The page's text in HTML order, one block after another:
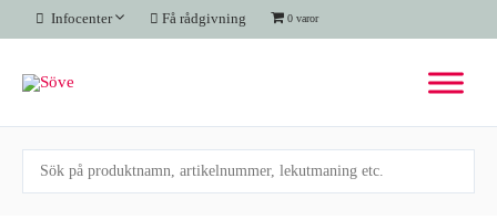
Hoppa
till
Infocenter Få rådgivning 0 varor